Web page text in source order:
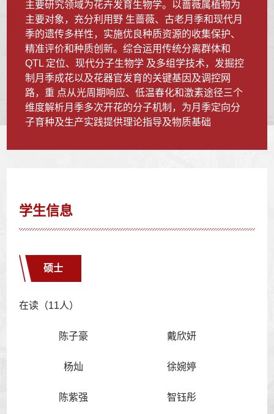
主要研究领域为花卉发育生物学。以蔷薇属植物为
主要对象，充分利用野 生蔷薇、古老月季和现代月
季的遗传多样性，实施优良种质资源的收集保护、
精准评价和种质创新。综合运用传统分离群体和
QTL 定位、现代分子生物学 及多组学技术，发掘控
制月季成花以及花器官发育的关键基因及调控网
路，重 点从光周期响应、低温春化和激素途径三个
维度解析月季多次开花的分子机制，为月季定向分
子育种及生产实践提供理论指导及物质基础
学生信息
硕士
在读（11人）
陈子豪 戴欣妍
杨灿 徐婉婷
陈紫强 智钰彤